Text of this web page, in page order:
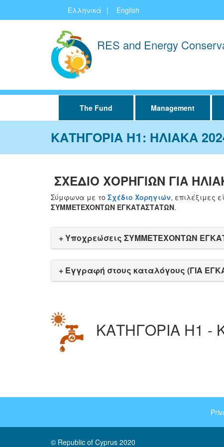
Ελληνικά English
RES and Energy
Κεντρική
πλοήγηση
The Fund Management
ΚΑΤΗΓΟΡΙΑ Η1: ΗΛΙΑΚΑ
ΣΧΕΔΙΟ ΧΟΡΗΓΙΩΝ ΓΙΑ
Σύμφωνα με το Σχέδιο Χορηγιών, επιλέξιμες
ΣΥΜΜΕΤΕΧΟΝΤΩΝ ΕΓΚΑΤΑΣΤΑΤΩΝ.
+ Υποχρεώσεις ΣΥΜΜΕΤΕΧΟΝΤΩΝ
+ Εγγραφή στους καταλόγους (ΓΙΑ
ΚΑΤΗΓΟΡΙΑ Η1
menu
© Republic of Cyprus 2020